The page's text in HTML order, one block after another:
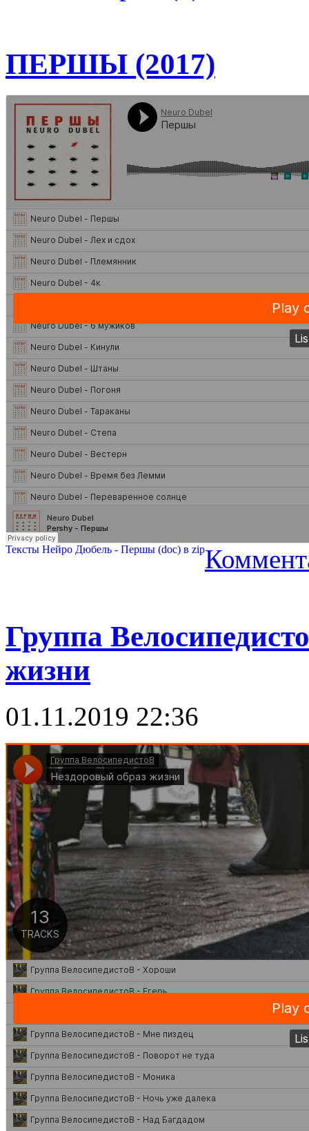
ПЕРШЫ (2017)
Тексты Нейро Дюбель - Першы (doc) в zip
Группа
жизни
01.11.2019 22:36